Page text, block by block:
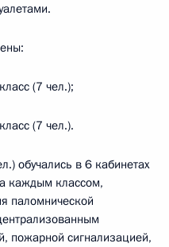
(7 чел.);
(7 чел.).
обучались в 6 кабинетах
каждым классом,
паломнической
пожарной сигнализацией,